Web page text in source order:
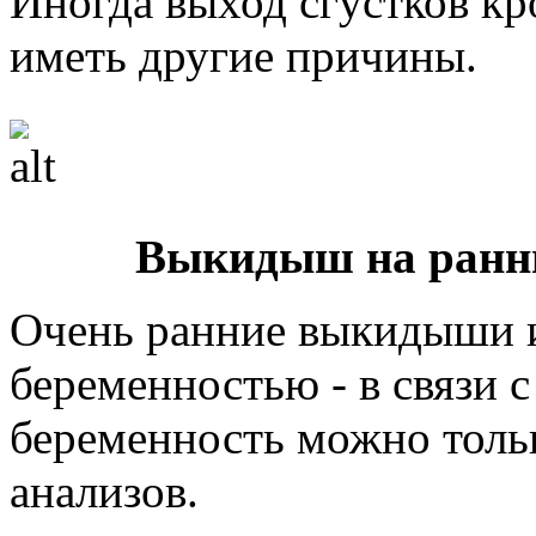
иметь другие причины.
Выкидыш на
Очень ранние выкидыши
беременностью - в связи
беременность можно
анализов.